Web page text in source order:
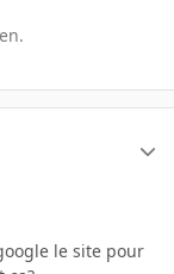
le site pour